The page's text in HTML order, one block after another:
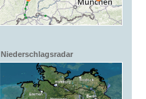
Niederschlagsradar